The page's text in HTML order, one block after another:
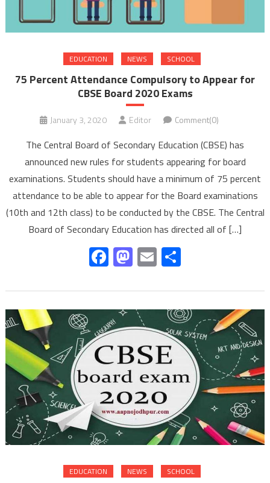
EDUCATION NEWS SCHOOL
75 Percent Attendance Compulsory to Appear for
CBSE Board 2020 Exams
January 3, 2020 Editor Comment(0)
The Central Board of Secondary Education (CBSE) has
announced new rules for students appearing for board
examinations. Students should have a minimum of 75 percent
attendance to be able to appear for the Board examinations
(10th and 12th class) to be conducted by the CBSE. The Central
Board of Secondary Education has directed all of […]
Facebook
Mastodon
Email
EDUCATION NEWS SCHOOL